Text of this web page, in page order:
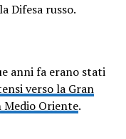
Difesa russo.
anni fa erano stati
verso la Gran
Oriente.